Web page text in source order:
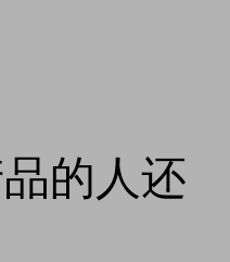
的人还